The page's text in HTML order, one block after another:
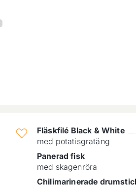
Fläskfilé Black & White
med potatisgratäng
Panerad fisk
med skagenröra
Chilimarinerade